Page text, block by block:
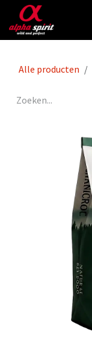
Overslaan naar inhoud
Alle producten